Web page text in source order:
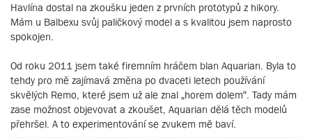
Havlína dostal na zkoušku jeden z prvních prototypů z hikory.
Mám u Balbexu svůj paličkový model a s kvalitou jsem naprosto
spokojen.
Od roku 2011 jsem také firemním hráčem blan Aquarian. Byla to
tehdy pro mě zajímavá změna po dvaceti letech používání
skvělých Remo, které jsem už ale znal „horem dolem“. Tady mám
zase možnost objevovat a zkoušet, Aquarian dělá těch modelů
přehršel. A to experimentování se zvukem mě baví.